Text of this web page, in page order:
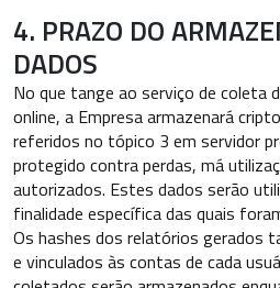
4. PRAZO DO
DADOS
No que tange ao serviço de coleta
online, a Empresa armazenará
referidos no tópico 3 em servidor
protegido contra perdas, má
autorizados. Estes dados serão
finalidade específica das quais
Os hashes dos relatórios gerados
e vinculados às contas de cada